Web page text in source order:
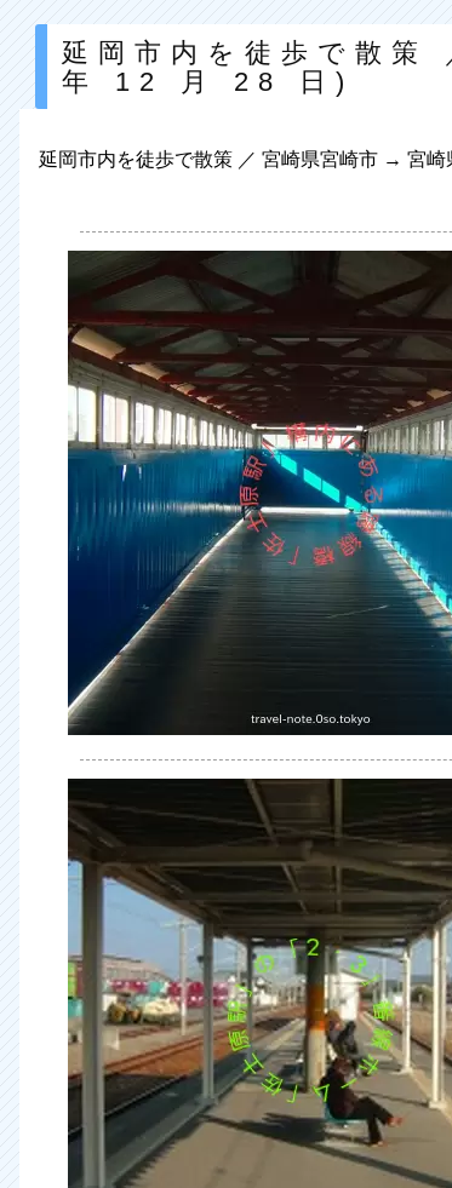
延岡市内を徒歩で散
年 12 月 28 日)
延岡市内を徒歩で散策 ／ 宮崎県宮崎市 → 宮